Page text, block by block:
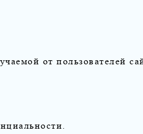
от пользователей